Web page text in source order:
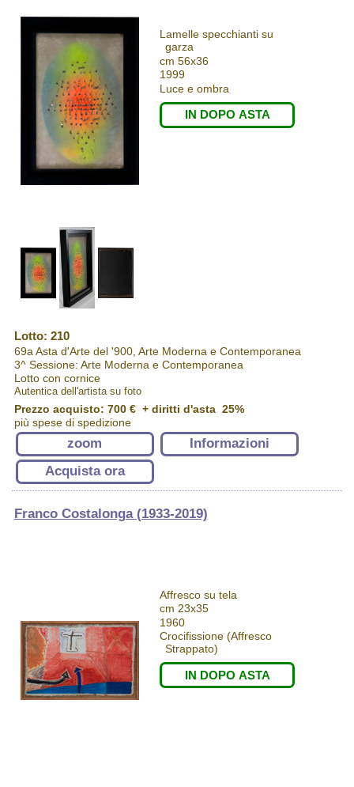
Lamelle specchianti su
garza
cm 56x36
1999
Luce e ombra
IN DOPO ASTA
Lotto: 210
69a Asta d'Arte del '900, Arte Moderna e Contemporanea
3^ Sessione: Arte Moderna e Contemporanea
Lotto con cornice
Autentica dell'artista su foto
Prezzo acquisto: 700 €+ diritti d'asta 25%
più spese di spedizione
zoom
Informazioni
Acquista ora
Franco Costalonga (1933-2019)
Affresco su tela
cm 23x35
1960
Crocifissione (Affresco
Strappato)
IN DOPO ASTA